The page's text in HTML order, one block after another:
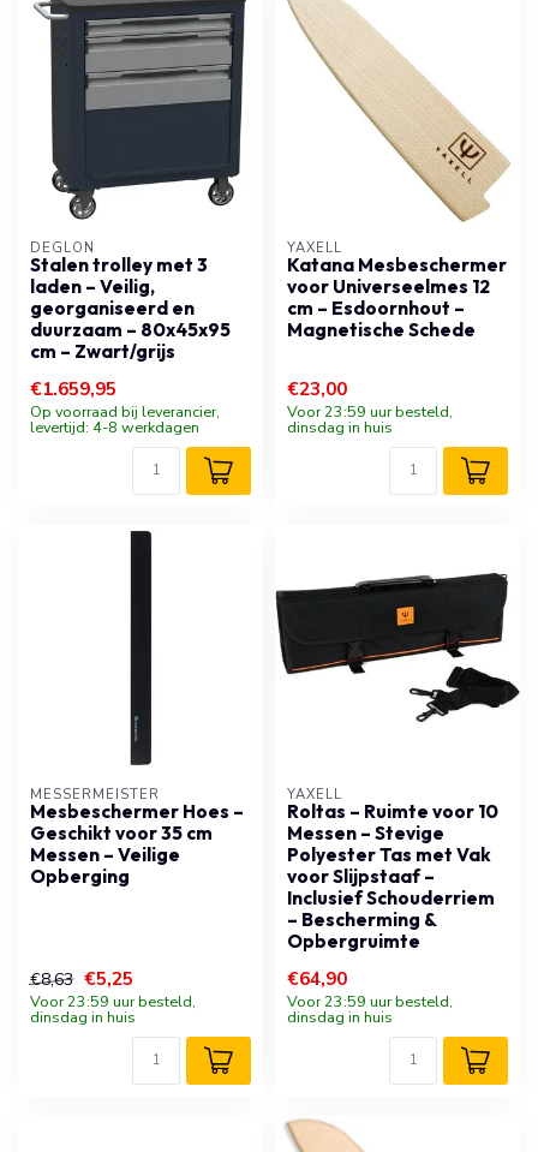
DÉGLON
Stalen trolley met 3
laden – Veilig,
georganiseerd en
duurzaam – 80x45x95
cm – Zwart/grijs
€1.659,95
Op voorraad bij leverancier,
levertijd: 4-8 werkdagen
YAXELL
Katana Mesbeschermer
voor Universeelmes 12
cm – Esdoornhout –
Magnetische Schede
€23,00
Voor 23:59 uur besteld,
dinsdag in huis
MESSERMEISTER
Mesbeschermer Hoes –
Geschikt voor 35 cm
Messen – Veilige
Opberging
€8,63 €5,25
Voor 23:59 uur besteld,
dinsdag in huis
YAXELL
Roltas – Ruimte voor 10
Messen – Stevige
Polyester Tas met Vak
voor Slijpstaaf –
Inclusief Schouderriem
– Bescherming &
Opbergruimte
€64,90
Voor 23:59 uur besteld,
dinsdag in huis